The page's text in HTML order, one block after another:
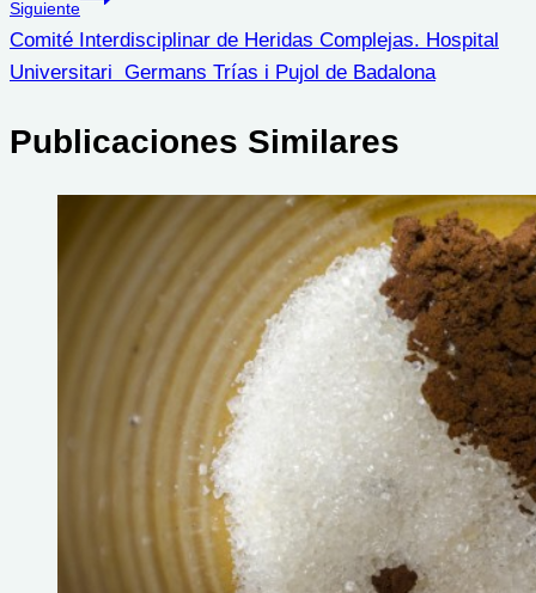
Siguiente
Comité Interdisciplinar de Heridas Complejas. Hospital
Universitari Germans Trías i Pujol de Badalona
Publicaciones Similares